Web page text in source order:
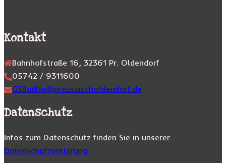
Kontakt
Bahnhofstraße 16, 32361 Pr. Oldendorf
05742 / 9311600
GSBadHo@preussischoldendorf.de
Datenschutz
Infos zum Datenschutz finden Sie in unserer
Datenschutzerklärung